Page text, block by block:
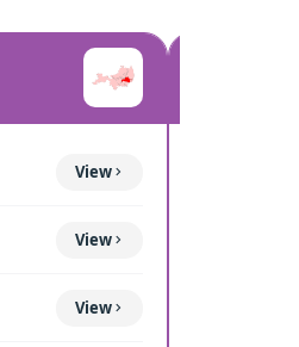
View
View
View